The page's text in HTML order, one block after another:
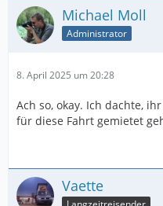
Michael Moll
Administrator
8. April 2025 um 20:28
Ach so, okay. Ich dachte,
für diese Fahrt gemietet
Vaette